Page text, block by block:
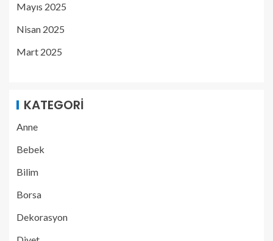
Mayıs 2025
Nisan 2025
Mart 2025
KATEGORI
Anne
Bebek
Bilim
Borsa
Dekorasyon